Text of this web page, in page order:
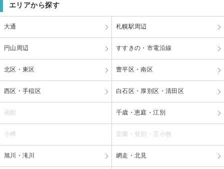
エリアから探す
大通 札幌駅周辺
円山周辺 すすきの・市電沿線
北区・東区 豊平区・南区
西区・手稲区 白石区・厚別区・清田区
函館 千歳・恵庭・江別
小樽 室蘭・登別・苫小牧
旭川・滝川 網走・北見